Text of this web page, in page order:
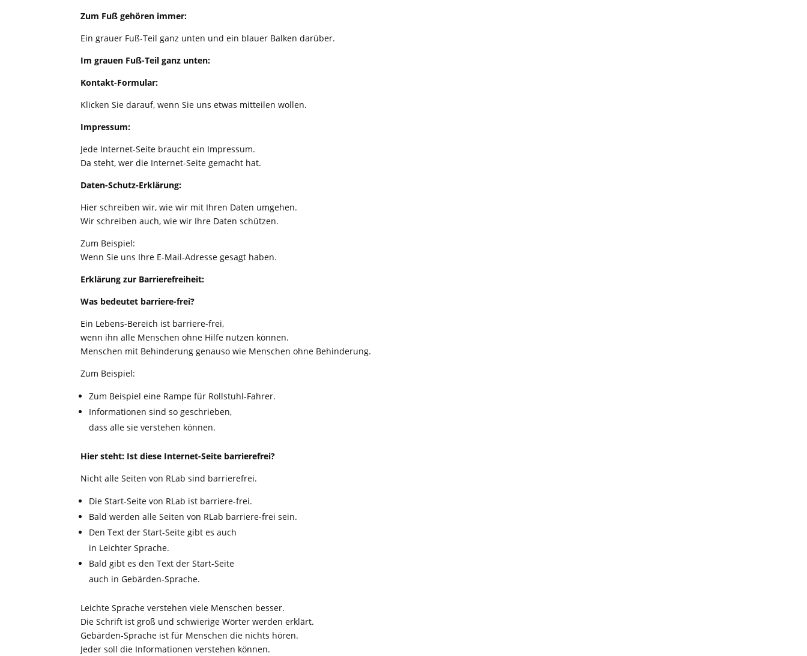
Zum Fuß gehören immer:
Ein grauer Fuß-Teil ganz unten und ein blauer Balken darüber.
Im grauen Fuß-Teil ganz unten:
Kontakt-Formular:
Klicken Sie darauf, wenn Sie uns etwas mitteilen wollen.
Impressum:
Jede Internet-Seite braucht ein Impressum.
Da steht, wer die Internet-Seite gemacht hat.
Daten-Schutz-Erklärung:
Hier schreiben wir, wie wir mit Ihren Daten umgehen.
Wir schreiben auch, wie wir Ihre Daten schützen.
Zum Beispiel:
Wenn Sie uns Ihre E-Mail-Adresse gesagt haben.
Erklärung zur Barrierefreiheit:
Was bedeutet barriere-frei?
Ein Lebens-Bereich ist barriere-frei,
wenn ihn alle Menschen ohne Hilfe nutzen können.
Menschen mit Behinderung genauso wie Menschen ohne Behinderung.
Zum Beispiel:
Zum Beispiel eine Rampe für Rollstuhl-Fahrer.
Informationen sind so geschrieben,
dass alle sie verstehen können.
Hier steht: Ist diese Internet-Seite barrierefrei?
Nicht alle Seiten von RLab sind barrierefrei.
Die Start-Seite von RLab ist barriere-frei.
Bald werden alle Seiten von RLab barriere-frei sein.
Den Text der Start-Seite gibt es auch
in Leichter Sprache.
Bald gibt es den Text der Start-Seite
auch in Gebärden-Sprache.
Leichte Sprache verstehen viele Menschen besser.
Die Schrift ist groß und schwierige Wörter werden erklärt.
Gebärden-Sprache ist für Menschen die nichts hören.
Jeder soll die Informationen verstehen können.